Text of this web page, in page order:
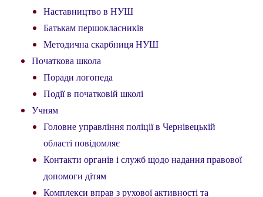
Наставництво в НУШ
Батькам першокласників
Методична скарбниця НУШ
Початкова школа
Поради логопеда
Події в початковій школі
Учням
Головне управління поліції в Чернівецькій
області повідомляє
Контакти органів і служб щодо надання правової
допомоги дітям
Комплекси вправ з рухової активності та